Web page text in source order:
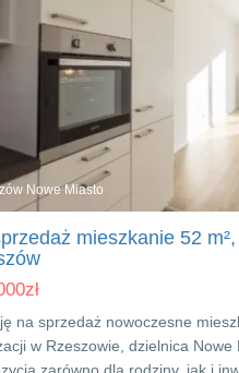
Nowe Miasto
mieszkanie 52
zł
na sprzedaż nowoczesne
w Rzeszowie, dzielnica Nowe